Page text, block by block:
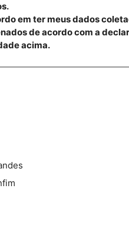
em ter meus dados
de acordo com a
acima.